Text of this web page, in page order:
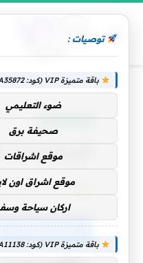
الرئيسية » الإمارات تؤكد
بواسطة
فيسبوك
توصيات :
باقة متميزة VIP (كود: AA35872):
ضوء التعليمي
صحيفة برق
موقع اشراقات
موقع اشراق اون
اركان سياحة
باقة متميزة VIP (كود: AA11138):